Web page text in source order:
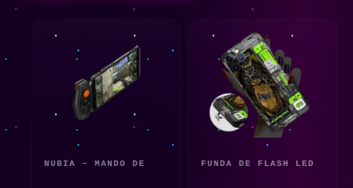
NUBIA – MANDO DE FUNDA DE FLASH LED